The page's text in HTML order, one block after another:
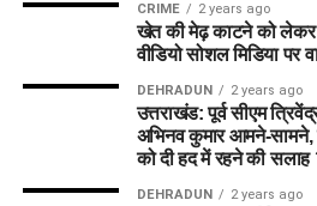
CRIME 2 years ago
खेत की मेढ़ काटने को लेकर
वीडियो सोशल मिडिया पर
DEHRADUN 2 years ago
उत्तराखंड: पूर्व सीएम
अभिनव कुमार आमने-सामने,
को दी हद में रहने की सलाह
DEHRADUN 2 years ago